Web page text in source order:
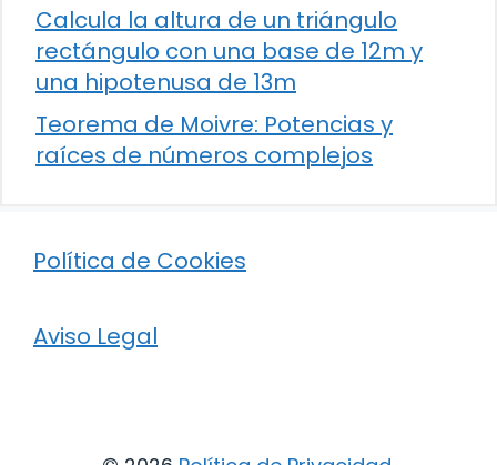
Calcula la altura de un triángulo
rectángulo con una base de 12m y
una hipotenusa de 13m
Teorema de Moivre: Potencias y
raíces de números complejos
Política de Cookies
Aviso Legal